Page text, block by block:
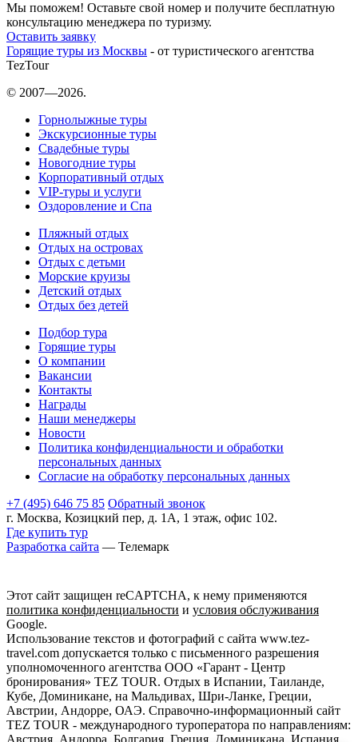
Мы поможем! Оставьте свой номер и получите бесплатную
консультацию менеджера по туризму.
Оставить заявку
Горящие туры из Москвы - от туристического агентства
TezTour
© 2007—2026.
Горнолыжные туры
Экскурсионные туры
Свадебные туры
Новогодние туры
Корпоративный отдых
VIP-туры и услуги
Оздоровление и Спа
Пляжный отдых
Отдых на островах
Отдых с детьми
Морские круизы
Детский отдых
Отдых без детей
Подбор тура
Горящие туры
О компании
Вакансии
Контакты
Награды
Наши менеджеры
Новости
Политика конфиденциальности и обработки
персональных данных
Согласие на обработку персональных данных
+7 (495) 646 75 85 Обратный звонок
г. Москва, Козицкий пер, д. 1А, 1 этаж, офис 102.
Где купить тур
Разработка сайта — Телемарк
Этот сайт защищен reCAPTCHA, к нему применяются
политика конфиденциальности и условия обслуживания
Google.
Использование текстов и фотографий с сайта www.tez-
travel.com допускается только с письменного разрешения
уполномоченного агентства ООО «Гарант - Центр
бронирования» TEZ TOUR. Отдых в Испании, Таиланде,
Кубе, Доминикане, на Мальдивах, Шри-Ланке, Греции,
Австрии, Андорре, ОАЭ. Справочно-информационный сайт
TEZ TOUR - международного туроператора по направлениям: